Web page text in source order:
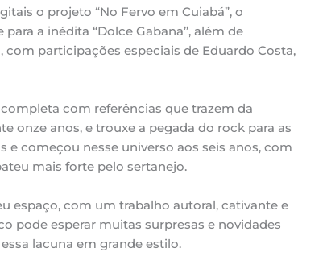
o projeto “No Fervo em Cuiabá”, o
a inédita “Dolce Gabana”, além de
participações especiais de Eduardo Costa,
com referências que trazem da
onze anos, e trouxe a pegada do rock para as
começou nesse universo aos seis anos, com
mais forte pelo sertanejo.
espaço, com um trabalho autoral, cativante e
pode esperar muitas surpresas e novidades
lacuna em grande estilo.